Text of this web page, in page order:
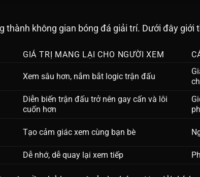
thành không gian bóng đá giải trí. Dưới đây
GIÁ TRỊ MANG LẠI CHO NGƯỜI XEM
Xem sâu hơn, nắm bắt logic trận đấu
Diễn biến trận đấu trở nên gay cấn và lôi
cuốn hơn
Tạo cảm giác xem cùng bạn bè
Dễ nhớ, dễ quay lại xem tiếp